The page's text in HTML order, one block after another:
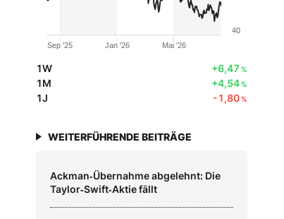
Jan '26
Sep '25 Mai '26
40
1W +6,47 %
1M +4,54%
1J -1,80%
WEITERFÜHRENDE BEITRÄGE
Ackman‑Übernahme abgelehnt: Die
Taylor‑Swift‑Aktie fällt